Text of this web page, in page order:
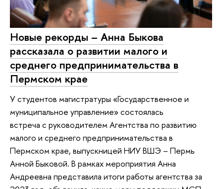
Новые рекорды – Анна Быкова
рассказала о развитии малого и
среднего предпринимательства в
Пермском крае
У студентов магистратуры «Государственное и
муниципальное управление» состоялась
встреча с руководителем Агентства по развитию
малого и среднего предпринимательства в
Пермском крае, выпускницей НИУ ВШЭ – Пермь
Анной Быковой. В рамках мероприятия Анна
Андреевна представила итоги работы агентства за